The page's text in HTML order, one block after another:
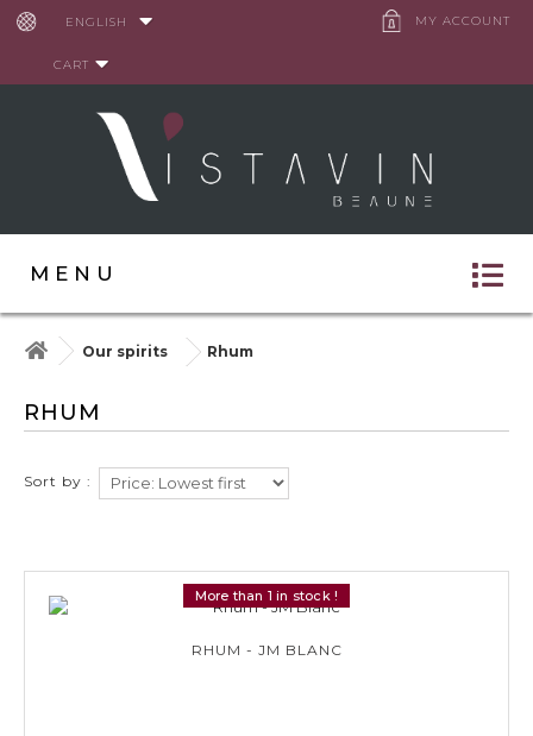
MY ACCOUNT
ENGLISH
CART
MENU
Our spirits Rhum
RHUM
Sort by :
More than 1 in stock !
RHUM - JM BLANC
Cookies management panel